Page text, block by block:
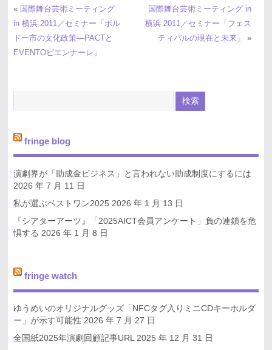
« 国際舞台芸術ミーティング
in 横浜 2011／セミナー「ボル
ドー市の文化政策―PACTと
EVENTOビエンナーレ」
国際舞台芸術ミーティング in
横浜 2011／セミナー「フェス
ティバルの現在と未来」
»
fringe blog
演劇界が「助成金ビジネス」と言われない助成制度にするには
2026 年 7 月 11 日
私が選ぶベストワン2025 2026 年 1 月 13 日
『シアターアーツ』「2025AICT会員アンケート」負の連鎖を危
惧する 2026 年 1 月 8 日
fringe watch
ゆうめいのオリジナルグッズ「NFCタグ入りミニCDキーホルダ
ー」が示す可能性 2026 年 7 月 27 日
全国紙2025年演劇回顧記事URL 2025 年 12 月 31 日